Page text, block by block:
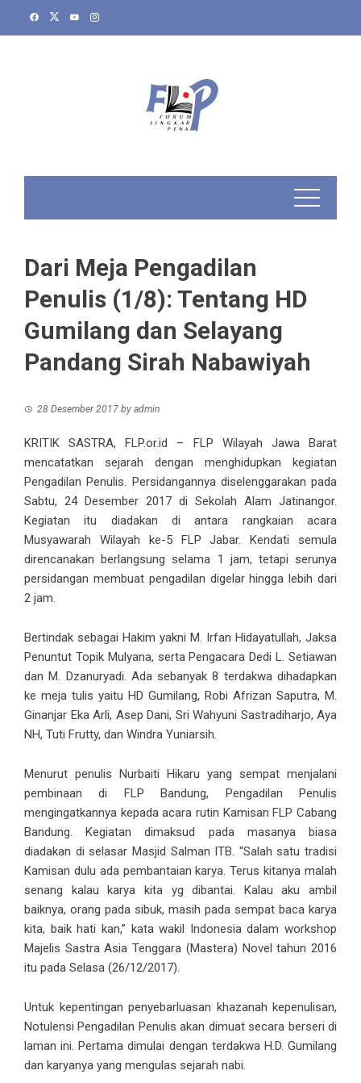
Dari Meja Pengadilan
Penulis (1/8): Tentang HD
Gumilang dan Selayang
Pandang Sirah Nabawiyah
28 Desember 2017 by admin
KRITIK SASTRA, FLP.or.id – FLP Wilayah Jawa Barat
mencatatkan sejarah dengan menghidupkan kegiatan
Pengadilan Penulis. Persidangannya diselenggarakan pada
Sabtu, 24 Desember 2017 di Sekolah Alam Jatinangor.
Kegiatan itu diadakan di antara rangkaian acara
Musyawarah Wilayah ke-5 FLP Jabar. Kendati semula
direncanakan berlangsung selama 1 jam, tetapi serunya
persidangan membuat pengadilan digelar hingga lebih dari
2 jam.
Bertindak sebagai Hakim yakni M. Irfan Hidayatullah, Jaksa
Penuntut Topik Mulyana, serta Pengacara Dedi L. Setiawan
dan M. Dzanuryadi. Ada sebanyak 8 terdakwa dihadapkan
ke meja tulis yaitu HD Gumilang, Robi Afrizan Saputra, M.
Ginanjar Eka Arli, Asep Dani, Sri Wahyuni Sastradiharjo, Aya
NH, Tuti Frutty, dan Windra Yuniarsih.
Menurut penulis Nurbaiti Hikaru yang sempat menjalani
pembinaan di FLP Bandung, Pengadilan Penulis
mengingatkannya kepada acara rutin Kamisan FLP Cabang
Bandung. Kegiatan dimaksud pada masanya biasa
diadakan di selasar Masjid Salman ITB. “Salah satu tradisi
Kamisan dulu ada pembantaian karya. Terus kitanya malah
senang kalau karya kita yg dibantai. Kalau aku ambil
baiknya, orang pada sibuk, masih pada sempat baca karya
kita, baik hati kan,” kata wakil Indonesia dalam workshop
Majelis Sastra Asia Tenggara (Mastera) Novel tahun 2016
itu pada Selasa (26/12/2017).
Untuk kepentingan penyebarluasan khazanah kepenulisan,
Notulensi Pengadilan Penulis akan dimuat secara berseri di
laman ini. Pertama dimulai dengan terdakwa H.D. Gumilang
dan karyanya yang mengulas sejarah nabi.